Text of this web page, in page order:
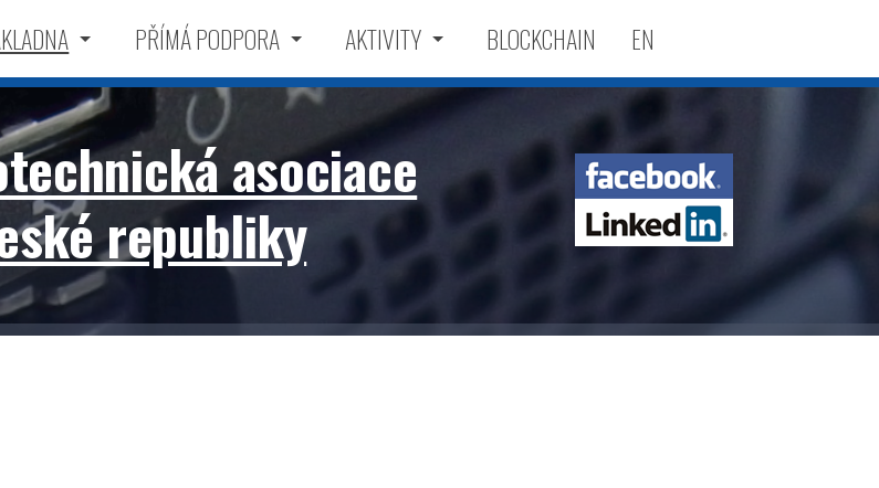
PŘÍMÁ PODPORA AKTIVITY BLOCKCHAIN EN
asociace
republiky